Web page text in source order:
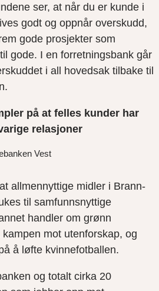
ser, at når du er kunde i
godt og oppnår overskudd,
gode prosjekter som
gode. I en forretningsbank går
i all hovedsak tilbake til
på at felles kunder har
relasjoner
Vest
allmennyttige midler i Brann-
til samfunnsnyttige
handler om grønn
mot utenforskap, og
å løfte kvinnefotballen.
og totalt cirka 20